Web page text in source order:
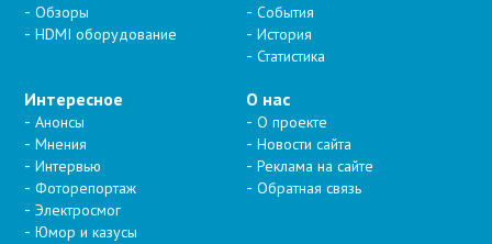
Обзоры
HDMI оборудование
События
История
Статистика
Интересное
Анонсы
Мнения
Интервью
Фоторепортаж
Электросмог
Юмор и казусы
О нас
О проекте
Новости сайта
Реклама на сайте
Обратная связь